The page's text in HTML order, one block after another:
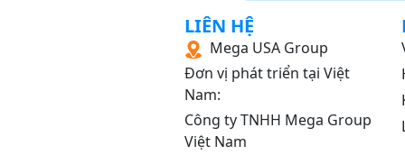
KINH TẾ VI MÔ
THƯƠNG MẠI ĐIỆN
LIÊN HỆ
Mega USA Group
Đơn vị phát triển tại Việt
Nam:
Công ty TNHH Mega Group
Việt Nam